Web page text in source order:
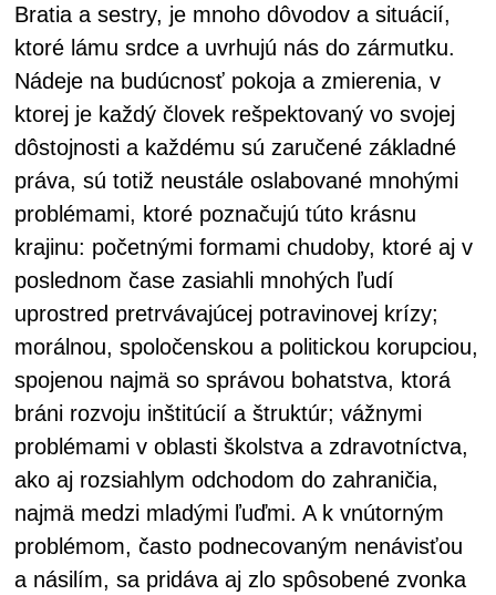
Bratia a sestry, je mnoho dôvodov a situácií,
ktoré lámu srdce a uvrhujú nás do zármutku.
Nádeje na budúcnosť pokoja a zmierenia, v
ktorej je každý človek rešpektovaný vo svojej
dôstojnosti a každému sú zaručené základné
práva, sú totiž neustále oslabované mnohými
problémami, ktoré poznačujú túto krásnu
krajinu: početnými formami chudoby, ktoré aj v
poslednom čase zasiahli mnohých ľudí
uprostred pretrvávajúcej potravinovej krízy;
morálnou, spoločenskou a politickou korupciou,
spojenou najmä so správou bohatstva, ktorá
bráni rozvoju inštitúcií a štruktúr; vážnymi
problémami v oblasti školstva a zdravotníctva,
ako aj rozsiahlym odchodom do zahraničia,
najmä medzi mladými ľuďmi. A k vnútorným
problémom, často podnecovaným nenávisťou
a násilím, sa pridáva aj zlo spôsobené zvonka